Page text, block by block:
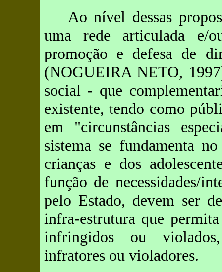
Ao nível dessas
uma rede articulada e/
promoção e defesa de
(NOGUEIRA NETO,
social - que
existente, tendo como
em "circunstâncias
sistema se fundamenta
crianças e dos
função de necessidades/
pelo Estado, devem ser
infra-estrutura que
infringidos ou
infratores ou violadores.